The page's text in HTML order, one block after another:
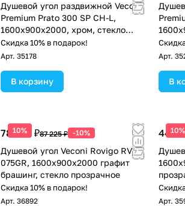
Душевой угол раздвижной Veconi
Premium Prato 300 SP CH-L,
1600х900x2000, хром, стекло
прозрачное
Скидка 10% в подарок!
Арт. 35178
В корзину
Арт.
В
10%
78 503 ₽87 225 ₽ -10%
Душевой угол Veconi Rovigo RV-
075GR, 1600х900х2000 графит
брашинг, стекло прозрачное
Скидка 10% в подарок!
Арт. 36892
10%
44
Арт.